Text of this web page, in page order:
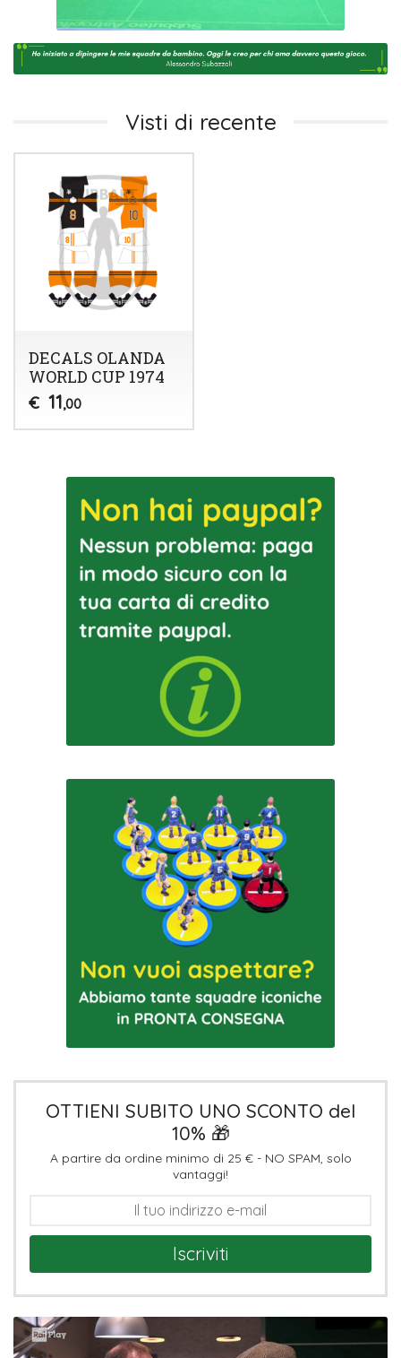
Visti di recente
DECALS OLANDA
WORLD CUP 1974
€ 11,00
OTTIENI SUBITO UNO SCONTO del
10% 🎁
A partire da ordine minimo di 25 € - NO SPAM, solo
vantaggi!
Iscriviti